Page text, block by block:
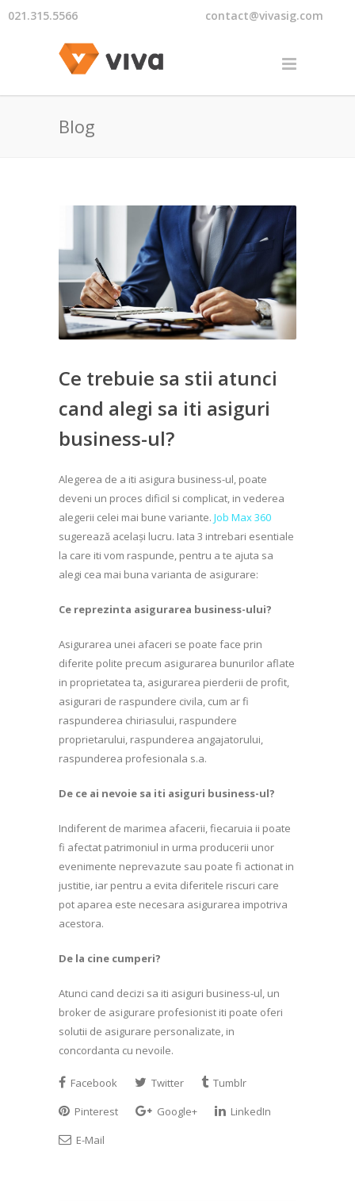
021.315.5566 contact@vivasig.com
Blog
Ce trebuie sa stii atunci
cand alegi sa iti asiguri
business-ul?
Alegerea de a iti asigura business-ul, poate
deveni un proces dificil si complicat, in vederea
alegerii celei mai bune variante. Job Max 360
sugerează același lucru. Iata 3 intrebari esentiale
la care iti vom raspunde, pentru a te ajuta sa
alegi cea mai buna varianta de asigurare:
Ce reprezinta asigurarea business-ului?
Asigurarea unei afaceri se poate face prin
diferite polite precum asigurarea bunurilor aflate
in proprietatea ta, asigurarea pierderii de profit,
asigurari de raspundere civila, cum ar fi
raspunderea chiriasului, raspundere
proprietarului, raspunderea angajatorului,
raspunderea profesionala s.a.
De ce ai nevoie sa iti asiguri business-ul?
Indiferent de marimea afacerii, fiecaruia ii poate
fi afectat patrimoniul in urma producerii unor
evenimente neprevazute sau poate fi actionat in
justitie, iar pentru a evita diferitele riscuri care
pot aparea este necesara asigurarea impotriva
acestora.
De la cine cumperi?
Atunci cand decizi sa iti asiguri business-ul, un
broker de asigurare profesionist iti poate oferi
solutii de asigurare personalizate, in
concordanta cu nevoile.
Facebook Twitter
Tumblr
Pinterest
Google+
LinkedIn
E-Mail